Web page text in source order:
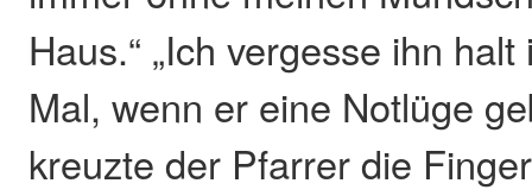
Haus.“ „Ich vergesse ihn
Mal, wenn er eine Notlüge
kreuzte der Pfarrer die